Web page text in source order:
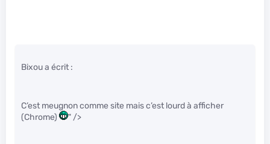
Bixou a écrit :
C’est meugnon comme site mais c’est lourd à afficher
(Chrome)
" />